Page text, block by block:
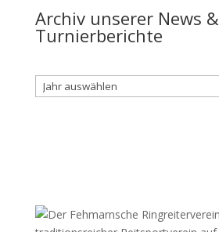
Archiv unserer News &
Turnierberichte
Archiv